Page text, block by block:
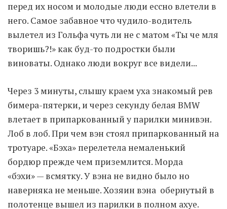
перед их носом и молодые люди ессно влетели в
него. Самое забавное что чудило-водитель
вылетел из Гольфа чуть ли не с матом «Ты че мля
творишь?!» как буд-то подростки были
виноваты. Однако люди вокруг все видели...
Через 3 минуты, слышу краем уха знакомый рев
бимера-пятерки, и через секунду белая BMW
влетает в припаркованный у парилки минивэн.
Лоб в лоб. При чем вэн стоял припаркованный на
тротуаре. «Бэха» перелетела немаленький
бордюр прежде чем приземлится. Морда
«бэхи» — всмятку. У вэна не видно было но
наверняка не меньше. Хозяин вэна обернутый в
полотенце вышел из парилки в полном ахуе.
Moldova sightseeings
Blog Archives
To-Do
Wishlist
Связаться со мной
TAGZZZZ
24-70/2.8(52) 35mm/1.4(14)
75mm/f1.2(17) 85/1.4D(15)
automotive(22) Balti(32) D800(88)
drone(19) fujifilm(28) hobby(32)
homestudio(16) howto(17)
Internet(43) Kate(56) kitchen(27)